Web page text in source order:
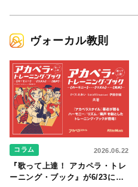
ヴォーカル教則
コラム 2026.06.22
『歌って上達！ アカペラ・トレ
ーニング・ブック』が6/23に発